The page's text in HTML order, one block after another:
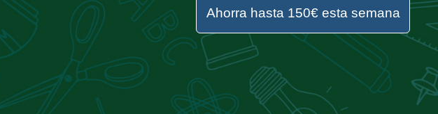
Ahorra hasta 150€ esta semana